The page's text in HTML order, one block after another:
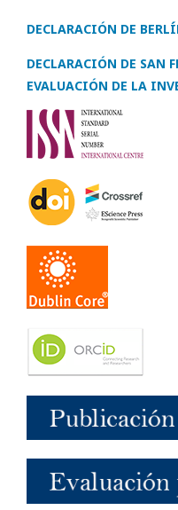
DECLARACIÓN DE
DECLARACIÓN DE SAN
EVALUACIÓN DE LA